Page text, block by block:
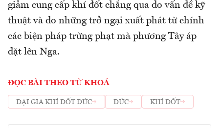
giảm cung cấp khí đốt chẳng qua do vấn đề kỹ
thuật và do những trở ngại xuất phát từ chính
các biện pháp trừng phạt mà phương Tây áp
đặt lên Nga.
ĐỌC BÀI THEO TỪ KHOÁ
ĐẠI GIA KHÍ ĐỐT ĐỨC ĐỨC KHÍ ĐỐT